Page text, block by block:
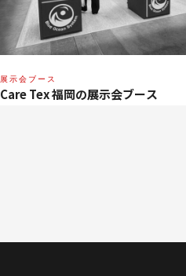
展示会ブース
Care Tex 福岡の展示会ブース